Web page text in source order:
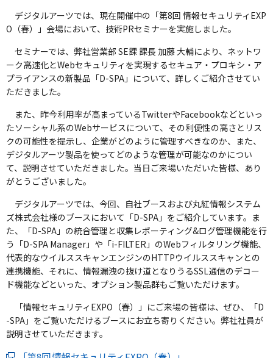
デジタルアーツでは、現在開催中の「第8回 情報セキュリティEXP
O（春）」会場において、技術PRセミナーを実施しました。
セミナーでは、弊社営業部 SE課 課長 加藤 大輔により、ネットワ
ーク高速化とWebセキュリティを実現するセキュア・プロキシ・ア
プライアンスの新製品「D-SPA」について、詳しくご紹介させてい
ただきました。
また、昨今利用率が高まっているTwitterやFacebookなどといっ
たソーシャル系のWebサービスについて、その利便性の高さとリス
クの可能性を提示し、企業がどのように管理すべきなのか、また、
デジタルアーツ製品を使ってどのような管理が可能なのかについ
て、説明させていただきました。当日ご来場いただいた皆様、あり
がとうございました。
デジタルアーツでは、今回、自社ブースおよび丸紅情報システム
ズ株式会社様のブースにおいて「D-SPA」をご紹介しています。ま
た、「D-SPA」の統合管理と収集レポーティング&ログ管理機能を行
う「D-SPA Manager」や「i-FILTER」のWebフィルタリング機能、
代表的なウイルススキャンエンジンのHTTPウイルススキャンとの
連携機能、それに、情報漏洩の抜け道となりうるSSL通信のデコー
ド機能などといった、オプション製品群もご覧いただけます。
「情報セキュリティEXPO（春）」にご来場の皆様は、ぜひ、「D
-SPA」をご覧いただけるブースにお立ち寄りください。弊社社員が
説明させていただきます。